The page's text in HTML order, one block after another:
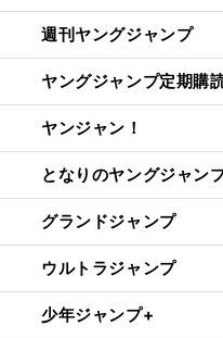
週刊ヤングジャンプ
ヤングジャンプ定期購
ヤンジャン！
となりのヤングジャン
グランドジャンプ
ウルトラジャンプ
少年ジャンプ+